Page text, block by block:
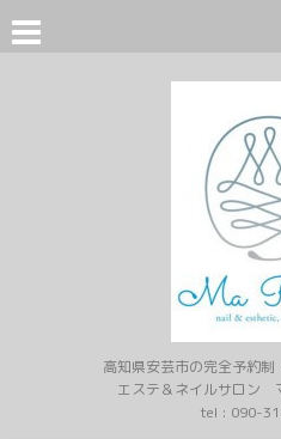
高知県安芸市の完全予約
エステ＆ネイルサロン
tel : 090-